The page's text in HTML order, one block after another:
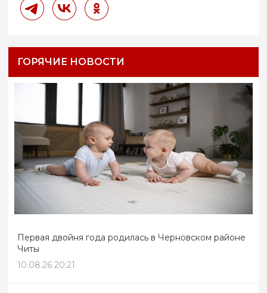
ГОРЯЧИЕ НОВОСТИ
Первая двойня года родилась в Черновском районе
Читы
10.08.26 20:21